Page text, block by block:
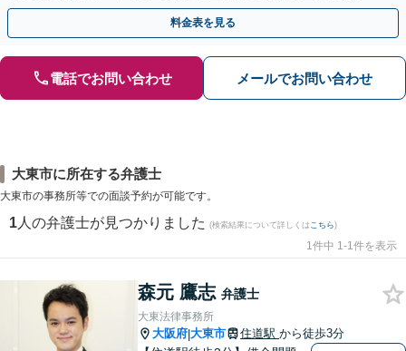
点から遺言書を作成します。
料金表を見る
電話でお問い合わせ メールでお問い合わせ
大東市に所在する弁護士
大東市の事務所等での面談予約が可能です。
1 人の弁護士が見つかりました (検索結果について詳しくは こちら)
1件中 1-1件を表示
森元 鷹志 弁護士
大東法律事務所
大阪府|大東市 住道駅 から徒歩3分